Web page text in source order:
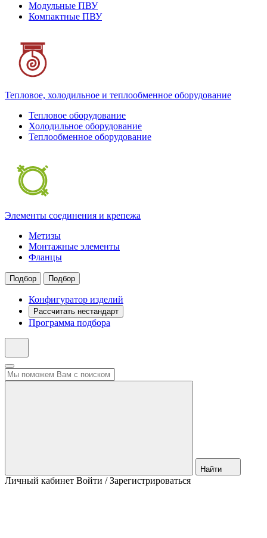
Модульные ПВУ
Компактные ПВУ
Тепловое, холодильное и теплообменное оборудование
Тепловое оборудование
Холодильное оборудование
Теплообменное оборудование
Элементы соединения и крепежа
Метизы
Монтажные элементы
Фланцы
Подбор Подбор
Конфигуратор изделий
Рассчитать нестандарт
Программа подбора
Найти
Личный кабинет Войти / Зарегистрироваться